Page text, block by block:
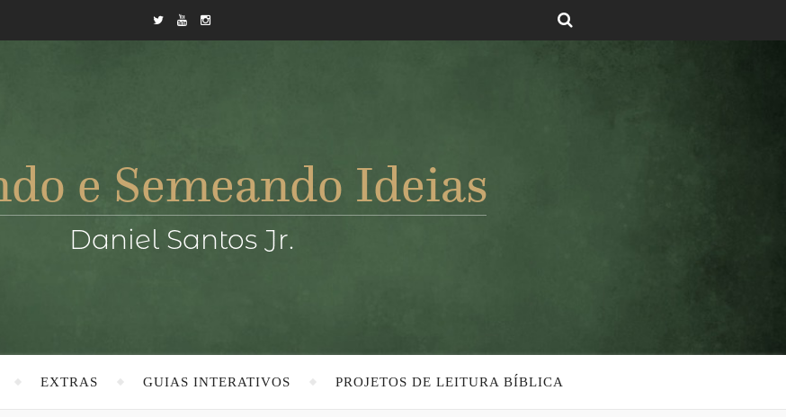
EXTRAS GUIAS INTERATIVOS PROJETOS DE LEITURA BÍBLICA